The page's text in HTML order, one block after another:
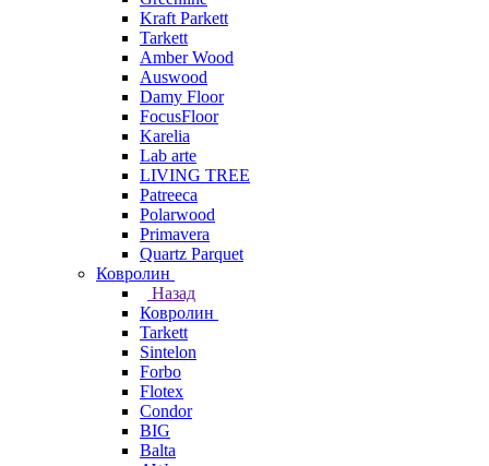
Kraft Parkett
Tarkett
Amber Wood
Auswood
Damy Floor
FocusFloor
Karelia
Lab arte
LIVING TREE
Patreeca
Polarwood
Primavera
Quartz Parquet
Ковролин
Назад
Ковролин
Tarkett
Sintelon
Forbo
Flotex
Condor
BIG
Balta